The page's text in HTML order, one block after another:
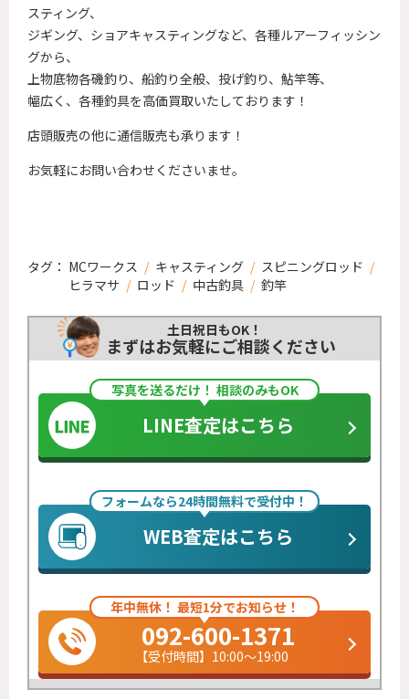
スティング、
ジギング、ショアキャスティングなど、各種ルアーフィッシン
グから、
上物底物各磯釣り、船釣り全般、投げ釣り、鮎竿等、
幅広く、各種釣具を高価買取いたしております！
店頭販売の他に通信販売も承ります！
お気軽にお問い合わせくださいませ。
タグ： MCワークス / キャスティング / スピニングロッド /
ヒラマサ / ロッド / 中古釣具 / 釣竿
土日祝日もOK！
まずはお気軽にご相談ください
写真を送るだけ！ 相談のみもOK
LINE査定はこちら
フォームなら24時間無料で受付中！
WEB査定はこちら
年中無休！ 最短1分でお知らせ！
092-600-1371
【受付時間】10:00～19:00